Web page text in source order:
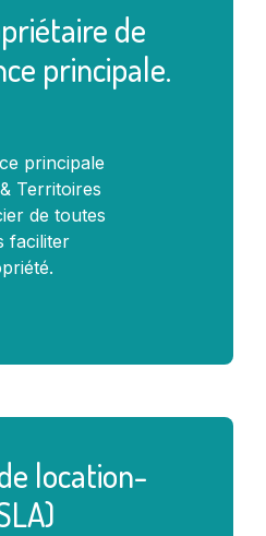
de
principale.
principale
Territoires
de toutes
faciliter
location-